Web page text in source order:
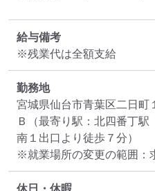
給与備考
※残業代は全額支給
勤務地
宮城県仙台市青葉区二日町
Ｂ
（最寄り駅：北四番丁
南１出口より徒歩７分）
※就業場所の変更の範囲：